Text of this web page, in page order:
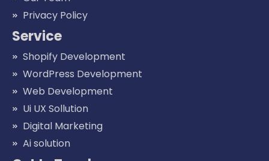
Privacy Policy
Service
Shopify Development
WordPress Development
Web Development
Ui UX Sollution
Digital Marketing
Ai solution